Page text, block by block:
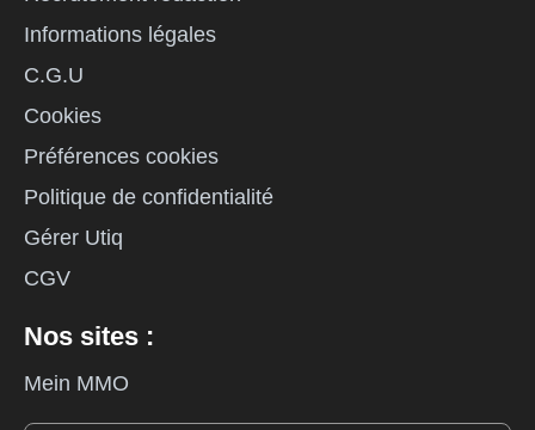
Informations légales
C.G.U
Cookies
Préférences cookies
Politique de confidentialité
Gérer Utiq
CGV
Nos sites :
Mein MMO